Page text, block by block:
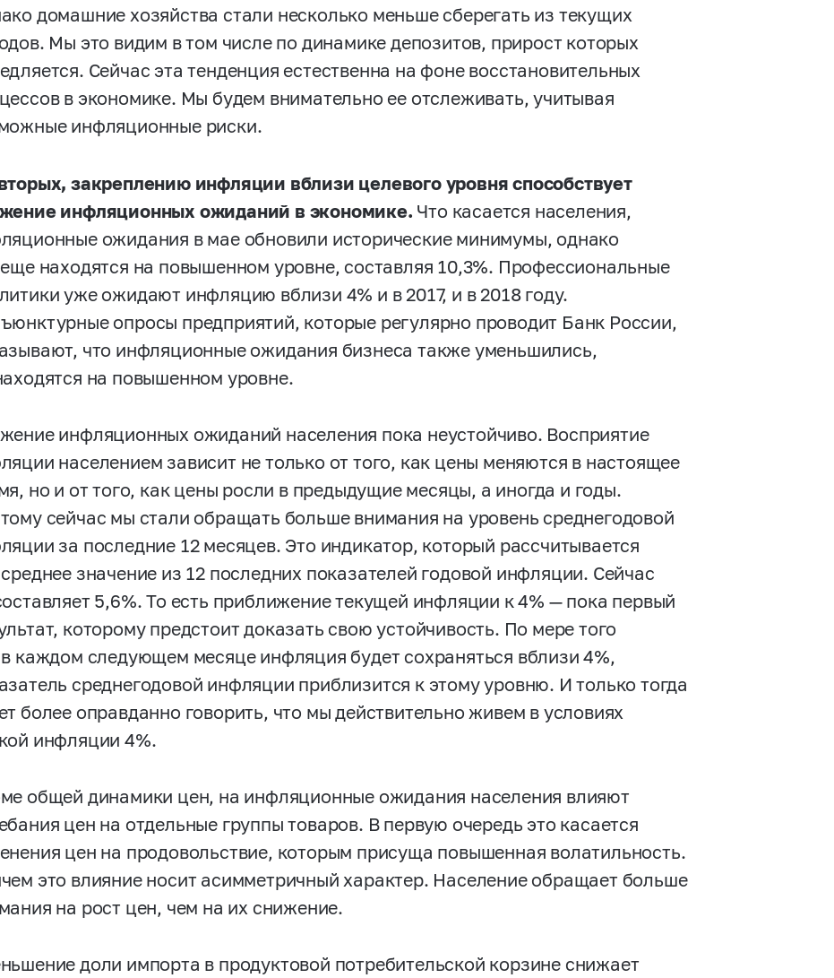
домашние хозяйства стали несколько меньше сберегать из текущих
Мы это видим в том числе по динамике депозитов, прирост которых
Сейчас эта тенденция естественна на фоне восстановительных
в экономике. Мы будем внимательно ее отслеживать, учитывая
инфляционные риски.
закреплению инфляции вблизи целевого уровня способствует
инфляционных ожиданий в экономике. Что касается населения,
ожидания в мае обновили исторические минимумы, однако
находятся на повышенном уровне, составляя 10,3%. Профессиональные
уже ожидают инфляцию вблизи 4% и в 2017, и в 2018 году.
опросы предприятий, которые регулярно проводит Банк России,
что инфляционные ожидания бизнеса также уменьшились,
на повышенном уровне.
инфляционных ожиданий населения пока неустойчиво. Восприятие
населением зависит не только от того, как цены меняются в настоящее
но и от того, как цены росли в предыдущие месяцы, а иногда и годы.
сейчас мы стали обращать больше внимания на уровень среднегодовой
за последние 12 месяцев. Это индикатор, который рассчитывается
значение из 12 последних показателей годовой инфляции. Сейчас
5,6%. То есть приближение текущей инфляции к 4% — пока первый
которому предстоит доказать свою устойчивость. По мере того
каждом следующем месяце инфляция будет сохраняться вблизи 4%,
среднегодовой инфляции приблизится к этому уровню. И только тогда
более оправданно говорить, что мы действительно живем в условиях
инфляции 4%.
общей динамики цен, на инфляционные ожидания населения влияют
цен на отдельные группы товаров. В первую очередь это касается
цен на продовольствие, которым присуща повышенная волатильность.
это влияние носит асимметричный характер. Население обращает больше
на рост цен, чем на их снижение.
доли импорта в продуктовой потребительской корзине снижает